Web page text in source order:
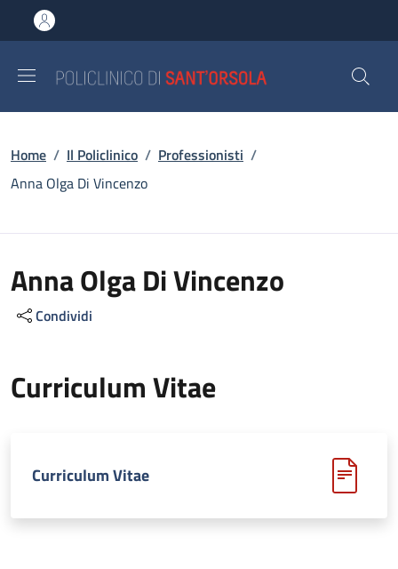
al contenuto principale
to footer content
Briciole di pane
Home / Il Policlinico / Professionisti /
Anna Olga Di Vincenzo
Anna Olga Di Vincenzo
Condividi
Curriculum Vitae
Curriculum Vitae